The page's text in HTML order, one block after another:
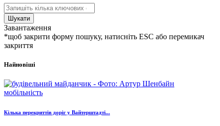
Шукати
Завантаження
*щоб закрити форму пошуку, натисніть ESC або перемикач
закриття
Найновіші
мобільність
Кілька перекриттів доріг у Вайтерштадті...